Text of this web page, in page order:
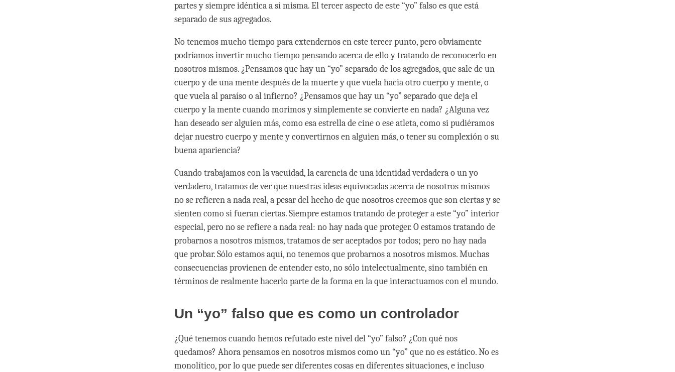
partes y siempre idéntica a sí misma. El tercer aspecto de este “yo” falso es que está
separado de sus agregados.
No tenemos mucho tiempo para extendernos en este tercer punto, pero obviamente
podríamos invertir mucho tiempo pensando acerca de ello y tratando de reconocerlo en
nosotros mismos. ¿Pensamos que hay un “yo” separado de los agregados, que sale de un
cuerpo y de una mente después de la muerte y que vuela hacia otro cuerpo y mente, o
que vuela al paraíso o al infierno? ¿Pensamos que hay un “yo” separado que deja el
cuerpo y la mente cuando morimos y simplemente se convierte en nada? ¿Alguna vez
han deseado ser alguien más, como esa estrella de cine o ese atleta, como si pudiéramos
dejar nuestro cuerpo y mente y convertirnos en alguien más, o tener su complexión o su
buena apariencia?
Cuando trabajamos con la vacuidad, la carencia de una identidad verdadera o un yo
verdadero, tratamos de ver que nuestras ideas equivocadas acerca de nosotros mismos
no se refieren a nada real, a pesar del hecho de que nosotros creemos que son ciertas y se
sienten como si fueran ciertas. Siempre estamos tratando de proteger a este “yo” interior
especial, pero no se refiere a nada real: no hay nada que proteger. O estamos tratando de
probarnos a nosotros mismos, tratamos de ser aceptados por todos; pero no hay nada
que probar. Sólo estamos aquí, no tenemos que probarnos a nosotros mismos. Muchas
consecuencias provienen de entender esto, no sólo intelectualmente, sino también en
términos de realmente hacerlo parte de la forma en la que interactuamos con el mundo.
Un “yo” falso que es como un controlador
¿Qué tenemos cuando hemos refutado este nivel del “yo” falso? ¿Con qué nos
quedamos? Ahora pensamos en nosotros mismos como un “yo” que no es estático. No es
monolítico, por lo que puede ser diferentes cosas en diferentes situaciones, e incluso